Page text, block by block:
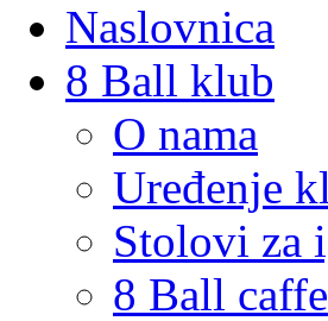
Naslovnica
8 Ball klub
O nama
Uređenje
Stolovi za
8 Ball caffe